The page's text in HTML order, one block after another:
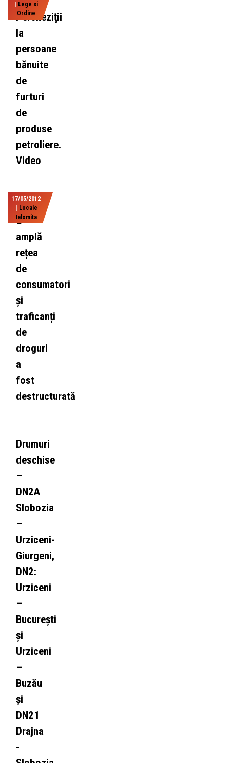
Lege si
Ordine
Percheziţii
la
persoane
bănuite
de
furturi
de
produse
petroliere.
Video
17/05/2012
Locale
Ialomita
O
amplă
rețea
de
consumatori
și
traficanți
de
droguri
a
fost
destructurată
Drumuri
deschise
–
DN2A
Slobozia
–
Urziceni-
Giurgeni,
DN2:
Urziceni
–
București
și
Urziceni
–
Buzău
și
DN21
Drajna
-